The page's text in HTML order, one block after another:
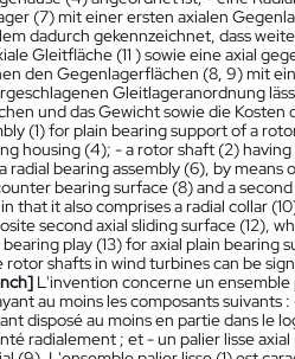
(7) mit einer ersten axialen
dadurch gekennzeichnet, dass
Gleitfläche (11 ) sowie eine axial
den Gegenlagerflächen (8, 9) mit
Gleitlageranordnung
und das Gewicht sowie die
(1) for plain bearing support of a
housing (4); - a rotor shaft (2)
bearing assembly (6), by
bearing surface (8) and a
that it also comprises a radial collar
second axial sliding surface (12),
play (13) for axial plain
shafts in wind turbines can be
L'invention concerne un ensemble
au moins les composants
disposé au moins en partie dans le
radialement ; et - un palier lisse